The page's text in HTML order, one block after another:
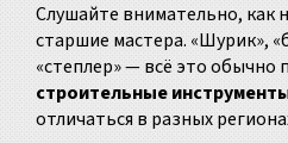
Слушайте внимательно, как
старшие мастера. «Шурик»,
«степлер» — всё это обычно
строительные
отличаться в разных